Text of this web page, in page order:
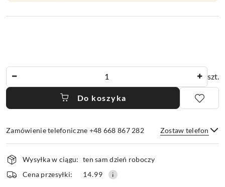
szt.
Do koszyka
Zamówienie telefoniczne +48 668 867 282 Zostaw telefon
Wyślij
Dostępność
i
dostawa
Wysyłka w ciągu: ten sam dzień roboczy
Cena przesyłki:
14.99